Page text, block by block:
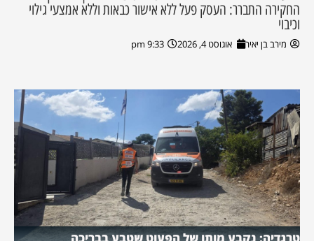
החקירה התברר: העסק פעל ללא אישור כבאות וללא אמצעי גילוי
וכיבוי
מירב בן יאיר אוגוסט 4, 2026 9:33 pm